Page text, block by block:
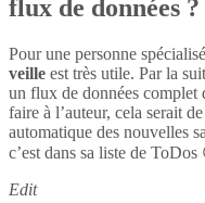
flux de données ?
Pour une personne
veille est très utile. Par la
un flux de données complet
faire à l’auteur, cela serait
automatique des nouvelles
c’est dans sa liste de ToDos
Edit